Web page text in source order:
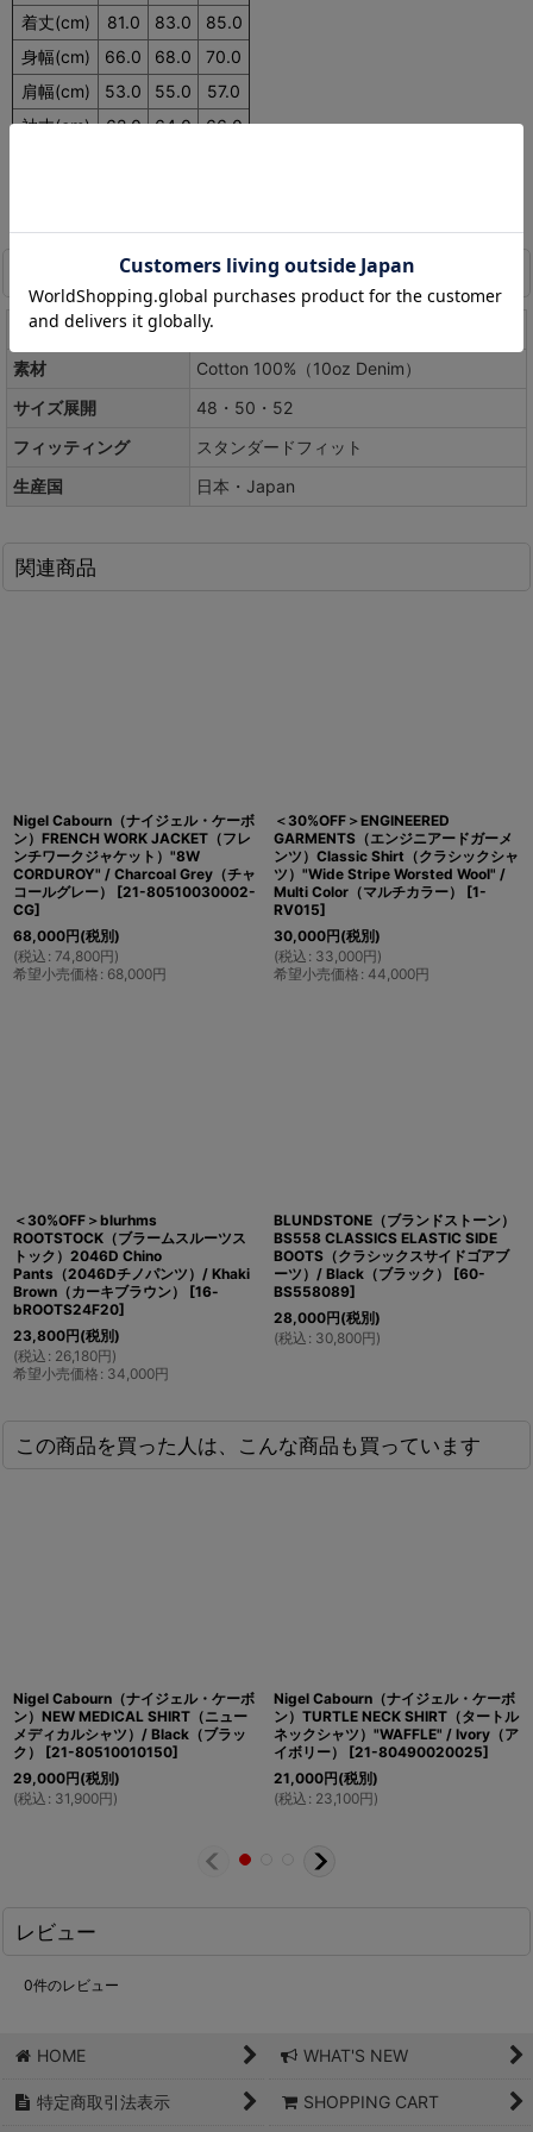
着丈(cm)
81.0 83.0
85.0
身幅(cm)
66.0 68.0
70.0
肩幅(cm)
53.0 55.0
57.0
袖丈(cm)
62.0 64.0
66.0
カラー
Black（ブラック）
素材
Cotton 100%（10oz Denim）
サイズ展開
48・50・52
フィッティング
スタンダードフィット
生産国
日本・Japan
関連商品
Nigel Cabourn（ナイジェル・ケーボ
ン）FRENCH WORK JACKET（フレ
ンチワークジャケット）"8W
CORDUROY" / Charcoal Grey（チャ
コールグレー）
[21-80510030002-
CG]
68,000円(税別)
(税込 : 74,800円)
希望小売価格 : 68,000円
＜30%OFF＞ENGINEERED
GARMENTS（エンジニアードガーメ
ンツ）Classic Shirt（クラシックシャ
ツ）"Wide Stripe Worsted Wool" /
Multi Color（マルチカラー）
[1-
RV015]
30,000円(税別)
(税込 : 33,000円)
希望小売価格 : 44,000円
＜30%OFF＞blurhms
ROOTSTOCK（ブラームスルーツス
トック）2046D Chino
Pants（2046Dチノパンツ）/ Khaki
Brown（カーキブラウン）
[16-
bROOTS24F20]
23,800円(税別)
(税込 : 26,180円)
希望小売価格 : 34,000円
BLUNDSTONE（ブランドストーン）
BS558 CLASSICS ELASTIC SIDE
BOOTS（クラシックスサイドゴアブ
ーツ）/ Black（ブラック）
[60-
BS558089]
28,000円(税別)
(税込 : 30,800円)
この商品を買った人は、こんな商品も買っています
Nigel Cabourn（ナイジェル・ケーボ
ン）NEW MEDICAL SHIRT（ニュー
メディカルシャツ）/ Black（ブラッ
ク）
[21-80510010150]
29,000円(税別)
(税込 : 31,900円)
Nigel Cabourn（ナイジェル・ケーボ
ン）TURTLE NECK SHIRT（タートル
ネックシャツ）"WAFFLE" / Ivory（ア
イボリー）
[21-80490020025]
21,000円(税別)
(税込 : 23,100円)
レビュー
0件のレビュー
HOME WHAT'S NEW
特定商取引法表示 SHOPPING CART